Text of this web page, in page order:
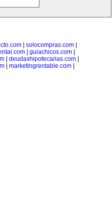
solocompras.com
guiachicos.com
| deudashipotecarias.com|
marketingrentable.com